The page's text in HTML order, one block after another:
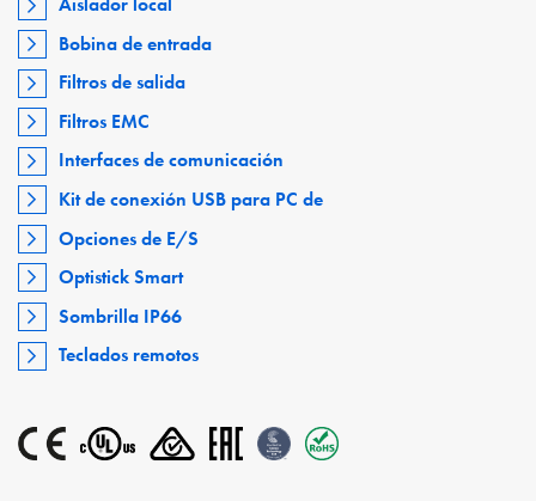
Bobina de entrada
Filtros de salida
Filtros EMC
Interfaces de comunicación
Kit de conexión USB para PC de
Opciones de E/S
Optistick Smart
Sombrilla IP66
Teclados remotos